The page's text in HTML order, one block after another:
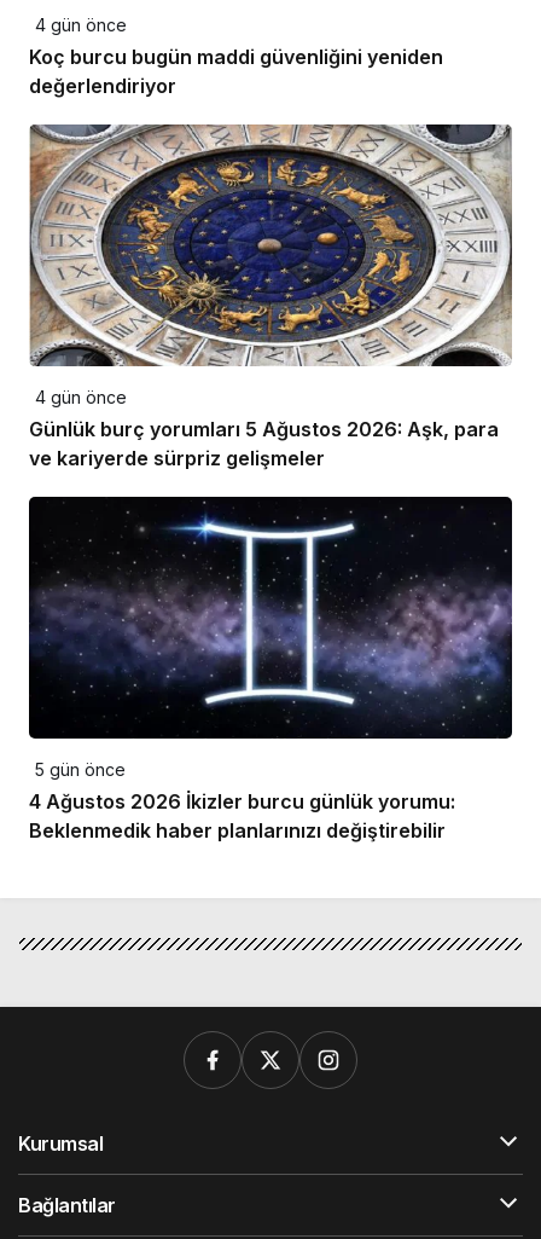
4 gün önce
Koç burcu bugün maddi güvenliğini yeniden
değerlendiriyor
4 gün önce
Günlük burç yorumları 5 Ağustos 2026: Aşk, para
ve kariyerde sürpriz gelişmeler
5 gün önce
4 Ağustos 2026 İkizler burcu günlük yorumu:
Beklenmedik haber planlarınızı değiştirebilir
Kurumsal
Bağlantılar